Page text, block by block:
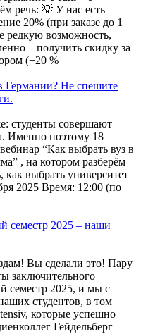
речь: 💡 У нас есть
20% (при заказе до 1
редкую возможность,
– получить скидку за
(+20 %
Германии? Не спешите
студенты совершают
Именно поэтому 18
“Как выбрать вуз в
, на котором разберём
выбрать университет
2025 Время: 12:00 (по
семестр 2025 – наши
Вы сделали это! Пару
заключительного
семестр 2025, и мы с
студентов, в том
которые успешно
Гейдельберг